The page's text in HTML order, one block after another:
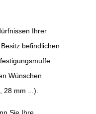
Ihrer
befindlichen
Wünschen
28 mm ...).